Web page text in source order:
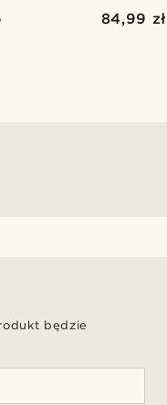
84,99 zł
będzie